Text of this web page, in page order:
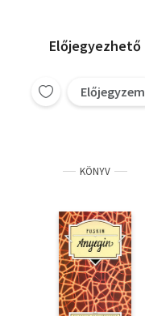
Előjegyezhető
Előjegyzem
KÖNYV